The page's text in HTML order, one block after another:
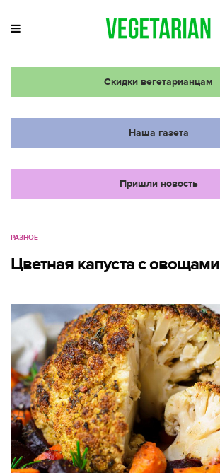
Скидки вегетарианцам
Наша газета
Пришли новость
РАЗНОЕ
Цветная капуста с овощами